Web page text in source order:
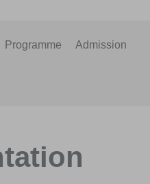
Programme Admission